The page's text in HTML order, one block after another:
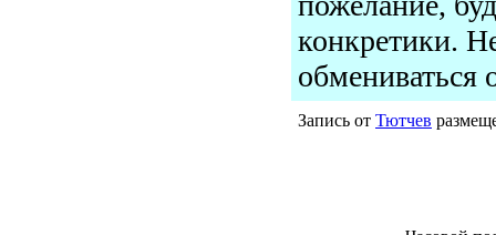
конкретики.
Запись от Тютчев